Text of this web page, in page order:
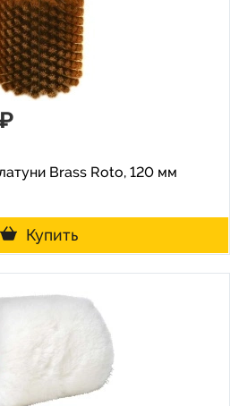
Brass Roto, 120 мм
Купить